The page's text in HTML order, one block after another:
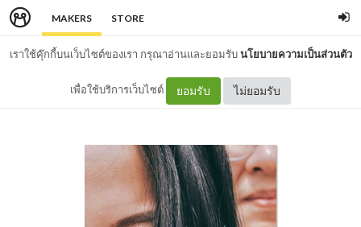
MAKERS STORE
เราใช้คุ๊กกี้บนเว็บไซต์ของเรา กรุณาอ่านและยอมรับนโยบายความเป็นส่วนตัว
เพื่อใช้บริการเว็บไซต์ ยอมรับ ไม่ยอมรับ